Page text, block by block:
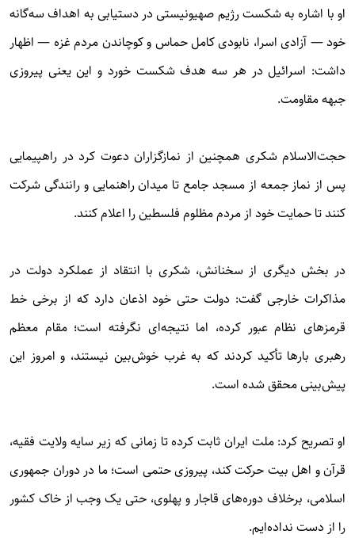
او با اشاره به شکست رژیم صهیونیستی در دستیابی به اهداف سه‌گانه
خود — آزادی اسرا، نابودی کامل حماس و کوچاندن مردم غزه — اظهار
داشت: اسرائیل در هر سه هدف شکست خورد و این یعنی پیروزی
جبهه مقاومت.
حجت‌الاسلام شکری همچنین از نمازگزاران دعوت کرد در راهپیمایی
پس از نماز جمعه از مسجد جامع تا میدان راهنمایی و رانندگی شرکت
کنند تا حمایت خود از مردم مظلوم فلسطین را اعلام کنند.
در بخش دیگری از سخنانش، شکری با انتقاد از عملکرد دولت در
مذاکرات خارجی گفت: دولت حتی خود اذعان دارد که از برخی خط
قرمزهای نظام عبور کرده، اما نتیجه‌ای نگرفته است؛ مقام معظم
رهبری بارها تأکید کردند که به غرب خوش‌بین نیستند، و امروز این
پیش‌بینی محقق شده است.
او تصریح کرد: ملت ایران ثابت کرده تا زمانی که زیر سایه ولایت فقیه،
قرآن و اهل بیت حرکت کند، پیروزی حتمی است؛ ما در دوران جمهوری
اسلامی، برخلاف دوره‌های قاجار و پهلوی، حتی یک وجب از خاک کشور
را از دست نداده‌ایم.